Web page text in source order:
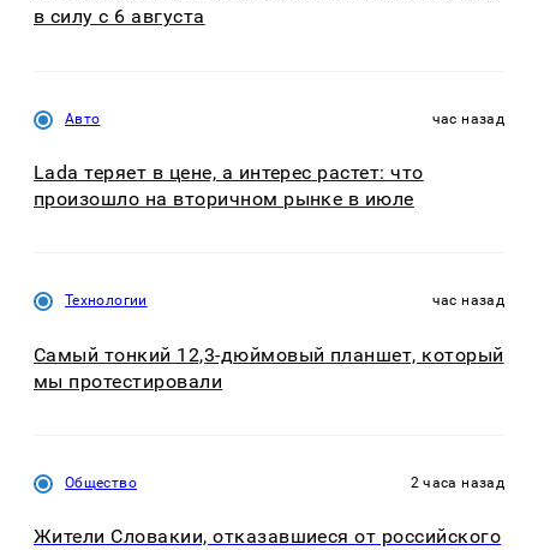
в силу с 6 августа
Авто час назад
Lada теряет в цене, а интерес растет: что
произошло на вторичном рынке в июле
Технологии час назад
Самый тонкий 12,3-дюймовый планшет, который
мы протестировали
Общество 2 часа назад
Жители Словакии, отказавшиеся от российского